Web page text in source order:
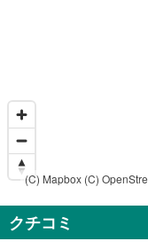
(C) Mapbox (C)
クチコミ